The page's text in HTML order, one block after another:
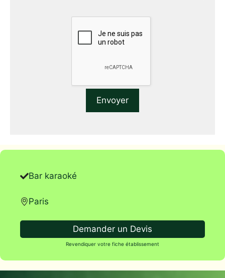
Bar karaoké
Paris
Demander un Devis
Revendiquer votre fiche établissement